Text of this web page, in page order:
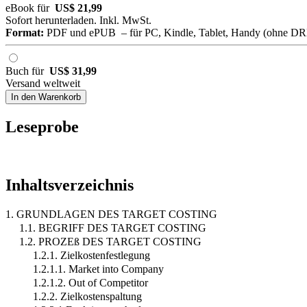
eBook für US$ 21,99
Sofort herunterladen. Inkl. MwSt.
Format: PDF und ePUB – für PC, Kindle, Tablet, Handy (ohne
Buch für US$ 31,99
Versand weltweit
In den Warenkorb
Leseprobe
Inhaltsverzeichnis
1. GRUNDLAGEN DES TARGET COSTING
1.1. BEGRIFF DES TARGET COSTING
1.2. PROZEß DES TARGET COSTING
1.2.1. Zielkostenfestlegung
1.2.1.1. Market into Company
1.2.1.2. Out of Competitor
1.2.2. Zielkostenspaltung